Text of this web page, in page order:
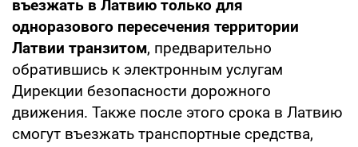
въезжать в Латвию только для
одноразового пересечения территории
Латвии транзитом, предварительно
обратившись к электронным услугам
Дирекции безопасности дорожного
движения. Также после этого срока в Латвию
смогут въезжать транспортные средства,